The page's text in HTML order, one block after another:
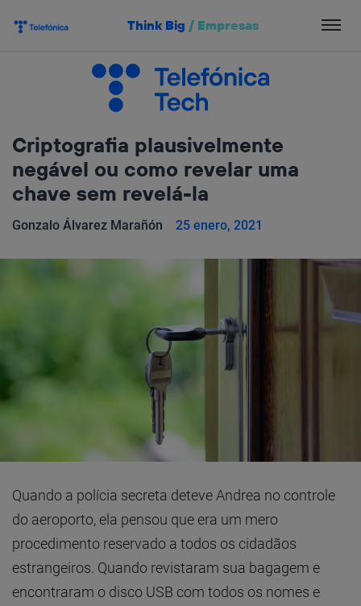
Think Big / Empresas
Criptografia plausivelmente
negável ou como revelar uma
chave sem revelá-la
Gonzalo Álvarez Marañón 25 enero, 2021
Quando a polícia secreta deteve Andrea no controle
do aeroporto, ela pensou que era um mero
procedimento reservado a todos os cidadãos
estrangeiros. Quando revistaram sua bagagem e
encontraram o disco USB com todos os nomes e